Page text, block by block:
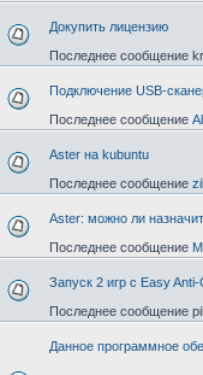
Докупить лицензию
Последнее сообщение
Подключение USB-
Последнее сообщение
Aster на kubuntu
Последнее сообщение
Aster: можно ли
Последнее сообщение
Запуск 2 игр с Easy Anti-
Последнее сообщение
Данное программное